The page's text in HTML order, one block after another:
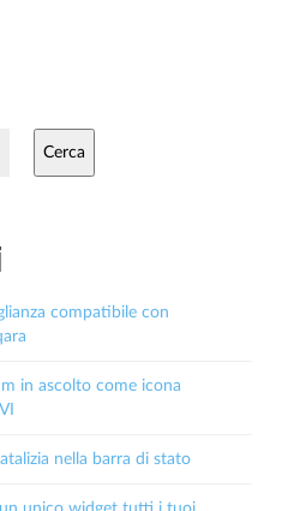
Cerca
compatibile con
in ascolto come icona
nella barra di stato